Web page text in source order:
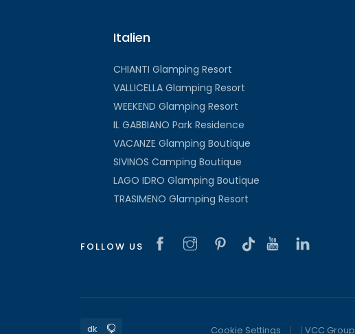
Italien
CHIANTI Glamping Resort
VALLICELLA Glamping Resort
WEEKEND Glamping Resort
IL GABBIANO Park Residence
VACANZE Glamping Boutique
SIVINOS Camping Boutique
LAGO IDRO Glamping Boutique
TRASIMENO Glamping Resort
FOLLOW US
Cookie Settings | VCC Group